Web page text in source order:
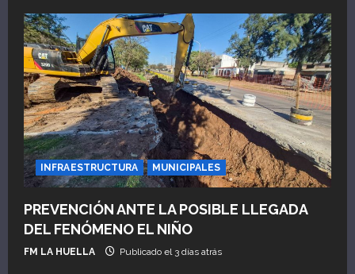
INFRAESTRUCTURA MUNICIPALES
PREVENCIÓN ANTE LA POSIBLE LLEGADA
DEL FENÓMENO EL NIÑO
FM LA HUELLA Publicado el 3 días atrás